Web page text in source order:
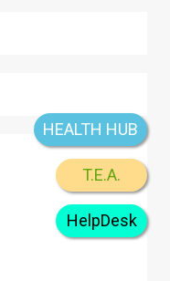
HelpDesk
T.E.A.
HEALTH HUB